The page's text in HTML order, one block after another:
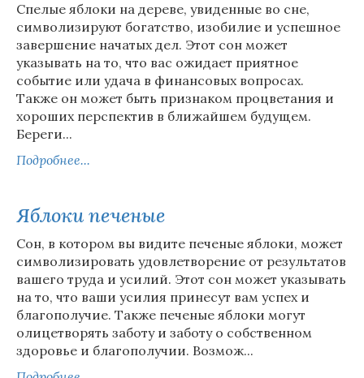
Спелые яблоки на дереве, увиденные во сне,
символизируют богатство, изобилие и успешное
завершение начатых дел. Этот сон может
указывать на то, что вас ожидает приятное
событие или удача в финансовых вопросах.
Также он может быть признаком процветания и
хороших перспектив в ближайшем будущем.
Береги...
Подробнее...
Яблоки печеные
Сон, в котором вы видите печеные яблоки, может
символизировать удовлетворение от результатов
вашего труда и усилий. Этот сон может указывать
на то, что ваши усилия принесут вам успех и
благополучие. Также печеные яблоки могут
олицетворять заботу и заботу о собственном
здоровье и благополучии. Возмож...